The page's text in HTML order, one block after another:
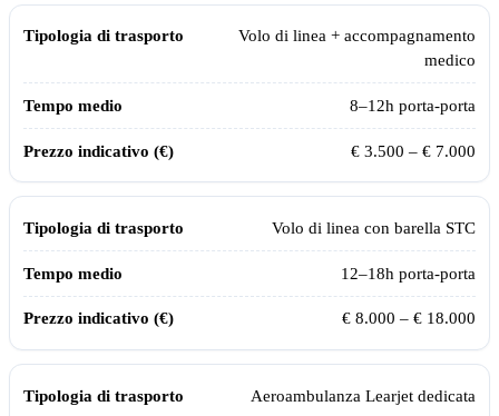
Volo di linea + accompagnamento
medico
8–12h porta-porta
€ 3.500 – € 7.000
Volo di linea con barella STC
12–18h porta-porta
€ 8.000 – € 18.000
Aeroambulanza Learjet dedicata